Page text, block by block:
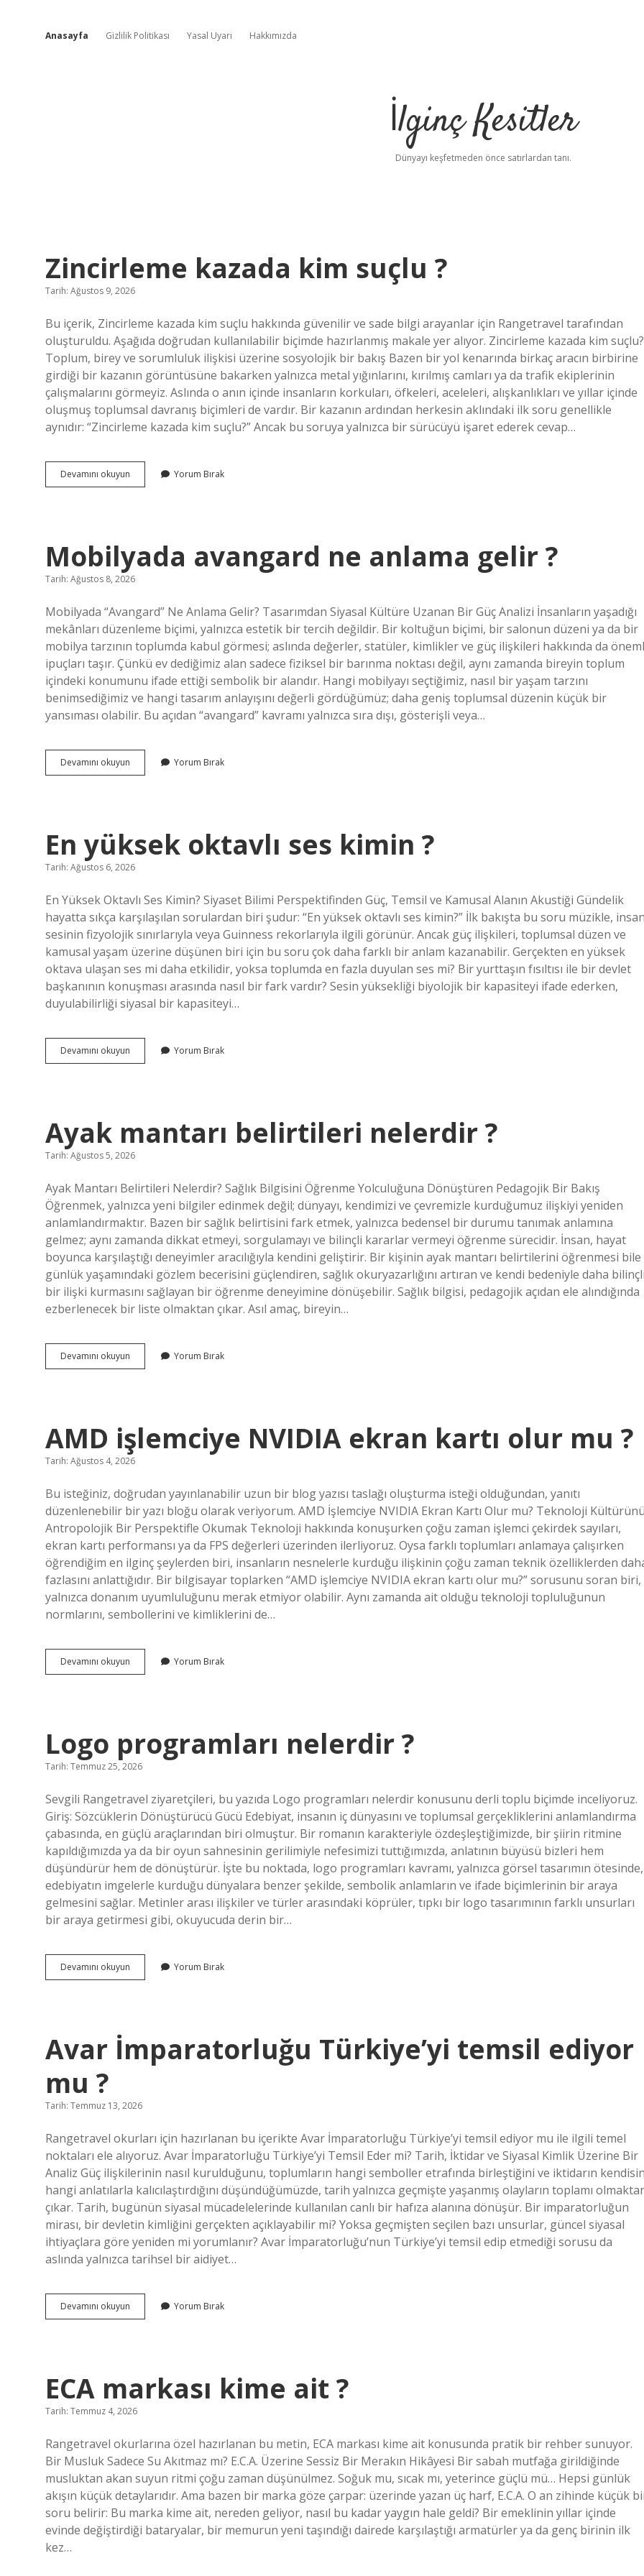
Anasayfa Gizlilik Politikası Yasal Uyarı Hakkımızda
İlginç Kesitler
Dünyayı keşfetmeden önce satırlardan tanı.
İlginç
Kesitler
Yazılar
Zincirleme kazada kim suçlu ?
Tarih: Ağustos 9, 2026
Bu içerik, Zincirleme kazada kim suçlu hakkında güvenilir ve sade bilgi arayanlar için Rangetravel tarafından
oluşturuldu. Aşağıda doğrudan kullanılabilir biçimde hazırlanmış makale yer alıyor. Zincirleme kazada kim suçlu?
Toplum, birey ve sorumluluk ilişkisi üzerine sosyolojik bir bakış Bazen bir yol kenarında birkaç aracın birbirine
girdiği bir kazanın görüntüsüne bakarken yalnızca metal yığınlarını, kırılmış camları ya da trafik ekiplerinin
çalışmalarını görmeyiz. Aslında o anın içinde insanların korkuları, öfkeleri, aceleleri, alışkanlıkları ve yıllar içinde
oluşmuş toplumsal davranış biçimleri de vardır. Bir kazanın ardından herkesin aklındaki ilk soru genellikle
aynıdır: “Zincirleme kazada kim suçlu?” Ancak bu soruya yalnızca bir sürücüyü işaret ederek cevap…
Devamını okuyun Zincirleme
kazada
Yorum Bırak
Mobilyada avangard ne anlama gelir ?
Tarih: Ağustos 8, 2026
Mobilyada “Avangard” Ne Anlama Gelir? Tasarımdan Siyasal Kültüre Uzanan Bir Güç Analizi İnsanların yaşadığı
mekânları düzenleme biçimi, yalnızca estetik bir tercih değildir. Bir koltuğun biçimi, bir salonun düzeni ya da bir
mobilya tarzının toplumda kabul görmesi; aslında değerler, statüler, kimlikler ve güç ilişkileri hakkında da
ipuçları taşır. Çünkü ev dediğimiz alan sadece fiziksel bir barınma noktası değil, aynı zamanda bireyin toplum
içindeki konumunu ifade ettiği sembolik bir alandır. Hangi mobilyayı seçtiğimiz, nasıl bir yaşam tarzını
benimsediğimiz ve hangi tasarım anlayışını değerli gördüğümüz; daha geniş toplumsal düzenin küçük bir
yansıması olabilir. Bu açıdan “avangard” kavramı yalnızca sıra dışı, gösterişli veya…
Devamını okuyun Mobilyada
avangard
Yorum Bırak
En yüksek oktavlı ses kimin ?
Tarih: Ağustos 6, 2026
En Yüksek Oktavlı Ses Kimin? Siyaset Bilimi Perspektifinden Güç, Temsil ve Kamusal Alanın Akustiği Gündelik
hayatta sıkça karşılaşılan sorulardan biri şudur: “En yüksek oktavlı ses kimin?” İlk bakışta bu soru müzikle,
sesinin fizyolojik sınırlarıyla veya Guinness rekorlarıyla ilgili görünür. Ancak güç ilişkileri, toplumsal düzen ve
kamusal yaşam üzerine düşünen biri için bu soru çok daha farklı bir anlam kazanabilir. Gerçekten en yüksek
oktava ulaşan ses mi daha etkilidir, yoksa toplumda en fazla duyulan ses mi? Bir yurttaşın fısıltısı ile bir devlet
başkanının konuşması arasında nasıl bir fark vardır? Sesin yüksekliği biyolojik bir kapasiteyi ifade ederken,
duyulabilirliği siyasal bir kapasiteyi…
Devamını okuyun
yüksek
Yorum Bırak
Ayak mantarı belirtileri nelerdir ?
Tarih: Ağustos 5, 2026
Ayak Mantarı Belirtileri Nelerdir? Sağlık Bilgisini Öğrenme Yolculuğuna Dönüştüren Pedagojik Bir Bakış
Öğrenmek, yalnızca yeni bilgiler edinmek değil; dünyayı, kendimizi ve çevremizle kurduğumuz ilişkiyi yeniden
anlamlandırmaktır. Bazen bir sağlık belirtisini fark etmek, yalnızca bedensel bir durumu tanımak anlamına
gelmez; aynı zamanda dikkat etmeyi, sorgulamayı ve bilinçli kararlar vermeyi öğrenme sürecidir. İnsan, hayat
boyunca karşılaştığı deneyimler aracılığıyla kendini geliştirir. Bir kişinin ayak mantarı belirtilerini öğrenmesi bile
günlük yaşamındaki gözlem becerisini güçlendiren, sağlık okuryazarlığını artıran ve kendi bedeniyle daha
bir ilişki kurmasını sağlayan bir öğrenme deneyimine dönüşebilir. Sağlık bilgisi, pedagojik açıdan ele alındığında
ezberlenecek bir liste olmaktan çıkar. Asıl amaç, bireyin…
Devamını okuyun
mantarı
Yorum Bırak
AMD işlemciye NVIDIA ekran kartı olur mu ?
Tarih: Ağustos 4, 2026
Bu isteğiniz, doğrudan yayınlanabilir uzun bir blog yazısı taslağı oluşturma isteği olduğundan, yanıtı
düzenlenebilir bir yazı bloğu olarak veriyorum. AMD İşlemciye NVIDIA Ekran Kartı Olur mu? Teknoloji
Antropolojik Bir Perspektifle Okumak Teknoloji hakkında konuşurken çoğu zaman işlemci çekirdek sayıları,
ekran kartı performansı ya da FPS değerleri üzerinden ilerliyoruz. Oysa farklı toplumları anlamaya çalışırken
öğrendiğim en ilginç şeylerden biri, insanların nesnelerle kurduğu ilişkinin çoğu zaman teknik özelliklerden
fazlasını anlattığıdır. Bir bilgisayar toplarken “AMD işlemciye NVIDIA ekran kartı olur mu?” sorusunu soran biri,
yalnızca donanım uyumluluğunu merak etmiyor olabilir. Aynı zamanda ait olduğu teknoloji topluluğunun
normlarını, sembollerini ve kimliklerini de…
Devamını okuyun
işlemciye
mu
?
Yorum Bırak
Logo programları nelerdir ?
Tarih: Temmuz 25, 2026
Sevgili Rangetravel ziyaretçileri, bu yazıda Logo programları nelerdir konusunu derli toplu biçimde inceliyoruz.
Giriş: Sözcüklerin Dönüştürücü Gücü Edebiyat, insanın iç dünyasını ve toplumsal gerçekliklerini anlamlandırma
çabasında, en güçlü araçlarından biri olmuştur. Bir romanın karakteriyle özdeşleştiğimizde, bir şiirin ritmine
kapıldığımızda ya da bir oyun sahnesinin gerilimiyle nefesimizi tuttığımızda, anlatının büyüsü bizleri hem
düşündürür hem de dönüştürür. İşte bu noktada, logo programları kavramı, yalnızca görsel tasarımın ötesinde,
edebiyatın imgelerle kurduğu dünyalara benzer şekilde, sembolik anlamların ve ifade biçimlerinin bir araya
gelmesini sağlar. Metinler arası ilişkiler ve türler arasındaki köprüler, tıpkı bir logo tasarımının farklı unsurları
bir araya getirmesi gibi, okuyucuda derin bir…
Devamını okuyun
programları
Yorum Bırak
Avar İmparatorluğu Türkiye’yi temsil ediyor
mu ?
Tarih: Temmuz 13, 2026
Rangetravel okurları için hazırlanan bu içerikte Avar İmparatorluğu Türkiye’yi temsil ediyor mu ile ilgili temel
noktaları ele alıyoruz. Avar İmparatorluğu Türkiye’yi Temsil Eder mi? Tarih, İktidar ve Siyasal Kimlik Üzerine Bir
Analiz Güç ilişkilerinin nasıl kurulduğunu, toplumların hangi semboller etrafında birleştiğini ve iktidarın
hangi anlatılarla kalıcılaştırdığını düşündüğümüzde, tarih yalnızca geçmişte yaşanmış olayların toplamı
çıkar. Tarih, bugünün siyasal mücadelelerinde kullanılan canlı bir hafıza alanına dönüşür. Bir imparatorluğun
mirası, bir devletin kimliğini gerçekten açıklayabilir mi? Yoksa geçmişten seçilen bazı unsurlar, güncel siyasal
ihtiyaçlara göre yeniden mi yorumlanır? Avar İmparatorluğu’nun Türkiye’yi temsil edip etmediği sorusu da
aslında yalnızca tarihsel bir aidiyet…
Devamını okuyun
İmparatorluğu
?
Yorum Bırak
ECA markası kime ait ?
Tarih: Temmuz 4, 2026
Rangetravel okurlarına özel hazırlanan bu metin, ECA markası kime ait konusunda pratik bir rehber sunuyor.
Bir Musluk Sadece Su Akıtmaz mı? E.C.A. Üzerine Sessiz Bir Merakın Hikâyesi Bir sabah mutfağa girildiğinde
musluktan akan suyun ritmi çoğu zaman düşünülmez. Soğuk mu, sıcak mı, yeterince güçlü mü… Hepsi günlük
akışın küçük detaylarıdır. Ama bazen bir marka göze çarpar: üzerinde yazan üç harf, E.C.A. O an zihinde küçük
soru belirir: Bu marka kime ait, nereden geliyor, nasıl bu kadar yaygın hale geldi? Bir emeklinin yıllar içinde
evinde değiştirdiği bataryalar, bir memurun yeni taşındığı dairede karşılaştığı armatürler ya da genç birinin ilk
kez…